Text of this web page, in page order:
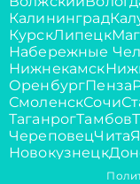
Калининград
КурскЛипецк
Набережные
Нижнекамск
ОренбургПенза
СмоленскСочи
ТаганрогТамбов
ЧереповецЧита
Новокузнецк